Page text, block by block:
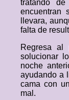
tratando
encuentran
llevara,
falta de
Regresa al
solucionar
noche
ayudando a
cama con
mal.